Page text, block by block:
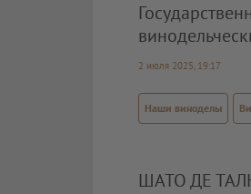
2 июля 2025, 19:17
Наши виноделы
ШАТО ДЕ